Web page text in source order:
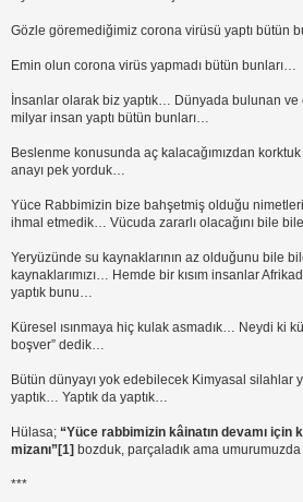
Gözle göremediğimiz corona virüsü yaptı bütün
Emin olun corona virüs yapmadı bütün bunları…
İnsanlar olarak biz yaptık… Dünyada bulunan
milyar insan yaptı bütün bunları…
Beslenme konusunda aç kalacağımızdan
anayı pek yorduk…
Yüce Rabbimizin bize bahşetmiş olduğu
ihmal etmedik… Vücuda zararlı olacağını bile
Yeryüzünde su kaynaklarının az olduğunu bile
kaynaklarımızı… Hemde bir kısım insanlar
yaptık bunu…
Küresel ısınmaya hiç kulak asmadık… Neydi ki
boşver” dedik…
Bütün dünyayı yok edebilecek Kimyasal silahlar
yaptık… Yaptık da yaptık…
Hülasa; “Yüce rabbimizin kâinatın devamı için
mizanı” [1] bozduk, parçaladık ama
***